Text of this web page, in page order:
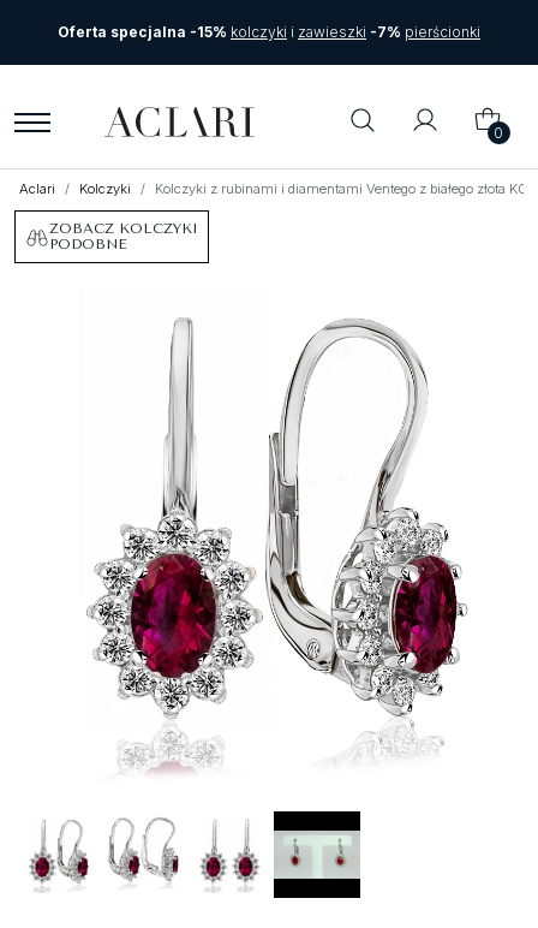
Oferta specjalna -15% kolczyki i zawieszki -7% pierścionki
0
Aclari Kolczyki Kolczyki z rubinami i diamentami Ventego z białego złota
ZOBACZ KOLCZYKI
PODOBNE